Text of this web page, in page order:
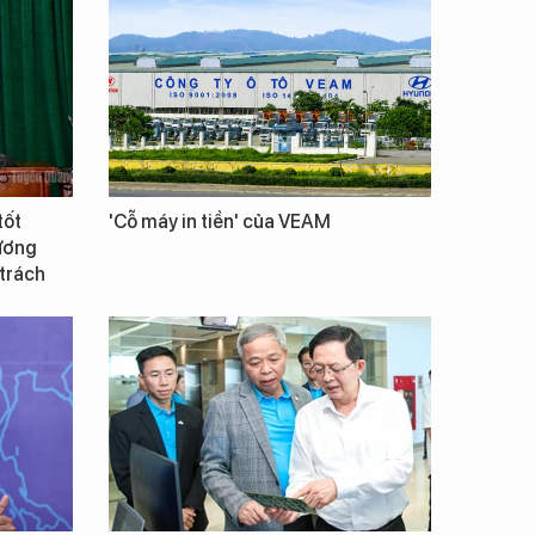
'Cỗ máy in tiền' của VEAM